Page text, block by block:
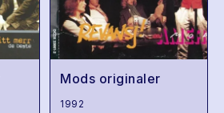
Mods originaler
1992